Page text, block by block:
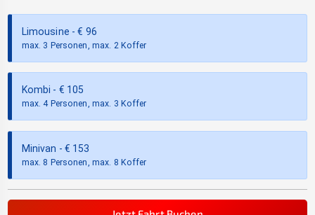
Limousine - € 96
max. 3 Personen, max. 2 Koffer
Kombi - € 105
max. 4 Personen, max. 3 Koffer
Minivan - € 153
max. 8 Personen, max. 8 Koffer